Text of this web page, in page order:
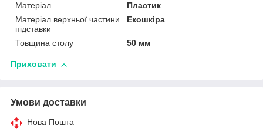
Матеріал
Пластик
Матеріал верхньої частини
підставки
Екошкіра
Товщина столу 50 мм
Приховати
Умови доставки
Нова Пошта